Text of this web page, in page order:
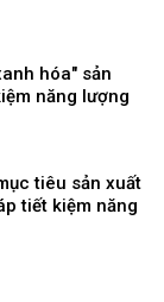
hóa" sản
năng lượng
tiêu sản xuất
tiết kiệm năng